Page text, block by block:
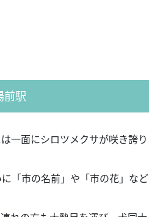
前駅
一面にシロツメクサが咲き誇り
「市の名前」や「市の花」など